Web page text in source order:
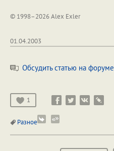
© 1998–2026 Alex Exler
01.04.2003
Обсудить статью на форуме
1
Разное